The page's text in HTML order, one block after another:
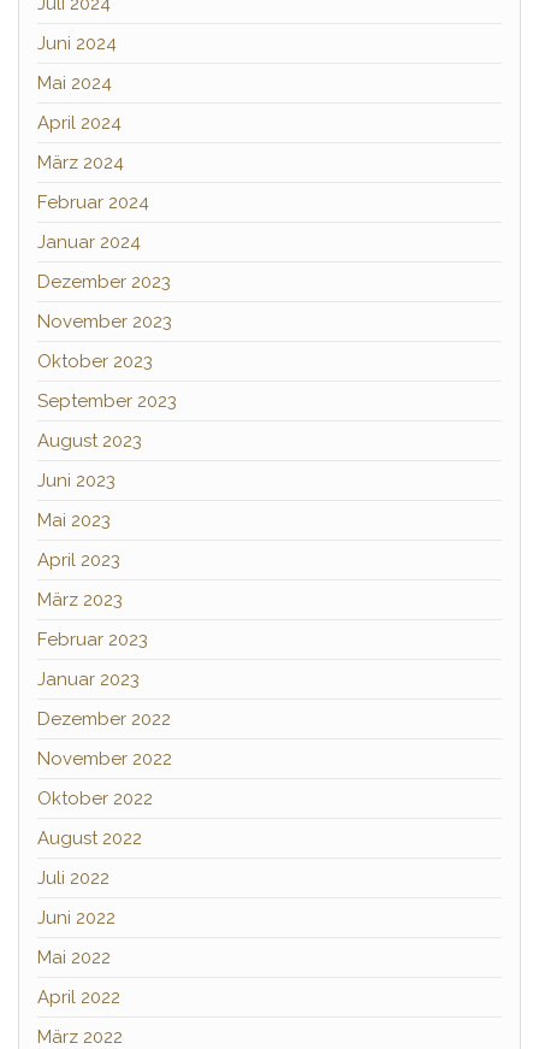
Juni 2024
Mai 2024
April 2024
März 2024
Februar 2024
Januar 2024
Dezember 2023
November 2023
Oktober 2023
September 2023
August 2023
Juni 2023
Mai 2023
April 2023
März 2023
Februar 2023
Januar 2023
Dezember 2022
November 2022
Oktober 2022
August 2022
Juli 2022
Juni 2022
Mai 2022
April 2022
März 2022